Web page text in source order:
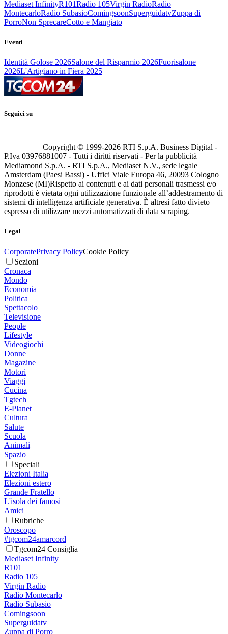
Mediaset InfinityR101Radio 105Virgin RadioRadio
MontecarloRadio SubasioComingsoonSuperguidatvZuppa di
PorroNon SprecareCotto e Mangiato
Eventi
Identità Golose 2026Salone del Risparmio 2026Fuorisalone
2026L'Artigiano in Fiera 2025
Seguici su
Copyright © 1999-2026 RTI S.p.A. Business Digital -
P.Iva 03976881007 - Tutti i diritti riservati - Per la pubblicità
Mediamond S.p.A. - RTI S.p.A., Mediaset N.V., sede legale
Amsterdam (Paesi Bassi) - Uffici Viale Europa 46, 20093 Cologno
Monzese (MI)Rispetto ai contenuti e ai dati personali trasmessi e/o
riprodotti è vietata ogni utilizzazione funzionale all’addestramento di
sistemi di intelligenza artificiale generativa. È altresì fatto divieto
espresso di utilizzare mezzi automatizzati di data scraping.
Legal
CorporatePrivacy PolicyCookie Policy
Sezioni
Cronaca
Mondo
Economia
Politica
Spettacolo
Televisione
People
Lifestyle
Videogiochi
Donne
Magazine
Motori
Viaggi
Cucina
Tgtech
E-Planet
Cultura
Salute
Scuola
Animali
Spazio
Speciali
Elezioni Italia
Elezioni estero
Grande Fratello
L'isola dei famosi
Amici
Rubriche
Oroscopo
#tgcom24amarcord
Tgcom24 Consiglia
Mediaset Infinity
R101
Radio 105
Virgin Radio
Radio Montecarlo
Radio Subasio
Comingsoon
Superguidatv
Zuppa di Porro